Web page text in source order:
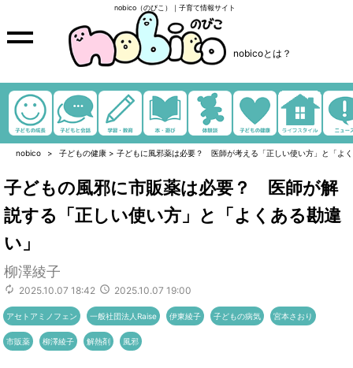
nobico（のびこ）｜子育て情報サイト
nobicoとは？
nobico 子どもの健康 > 子どもに風邪薬は必要？ 医師が考える「正しい使い方」と「よ
子どもの風邪に市販薬は必要？ 医師が解
説する「正しい使い方」と「よくある勘違
い」
柳澤綾子
2025.10.07 18:42 2025.10.07 19:00
アセトアミノフェン 一般社団法人Raise 伊東綾子 子どもの病気 宮本さおり
市販薬 柳澤綾子 解熱剤 風邪